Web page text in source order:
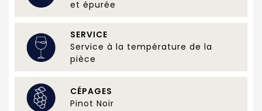
et épurée
SERVICE
Service à la température de la
pièce
CÉPAGES
Pinot Noir